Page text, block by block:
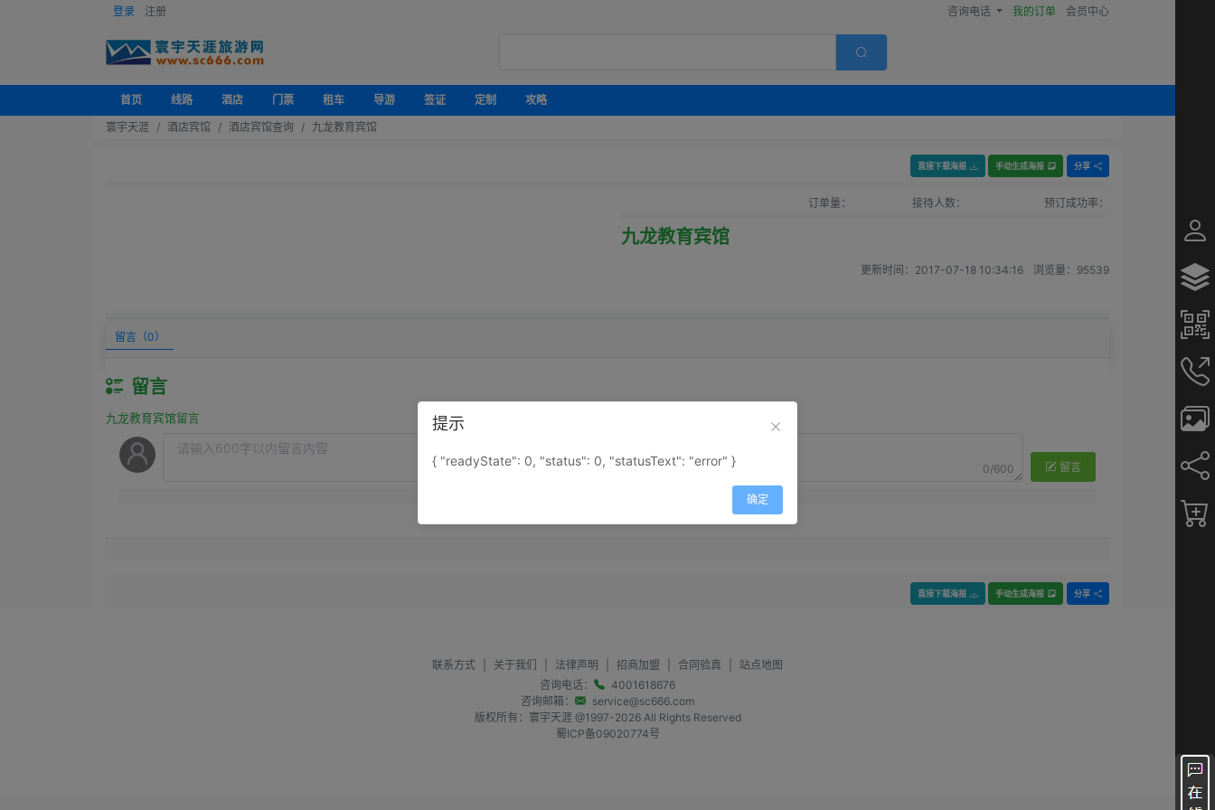
登录 注册 咨询电话 我的订单 会员中心
首页 线路 酒店 门票 租车 导游 签证 定制
攻略
寰宇天涯
酒店宾馆 酒店宾馆查询 九龙教育宾馆
直接下载海报 手动生成海报 分享
订单量： 接待人数： 预订成功率：
九龙教育宾馆
更新时间： 2017-07-18 10:34:16 浏览量： 95539
留言（0）
留言
九龙教育宾馆留言
0/600 留言
直接下载海报 手动生成海报 分享
联系方式 关于我们 法律声明 招商加盟 合同验真
站点地图
咨询电话：
4001618676
咨询邮箱：
service@sc666.com
版权所有：寰宇天涯 @1997-2026All Rights Reserved
蜀ICP备09020774号
提示
{ "readyState": 0, "status": 0, "statusText": "error" }
确定